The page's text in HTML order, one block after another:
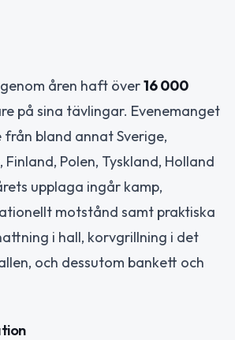
åren haft över16 000
på sina tävlingar. Evenemanget
bland annat Sverige,
Polen, Tyskland, Holland
upplaga ingår kamp,
motstånd samt praktiska
i hall, korvgrillning i det
och dessutom bankett och